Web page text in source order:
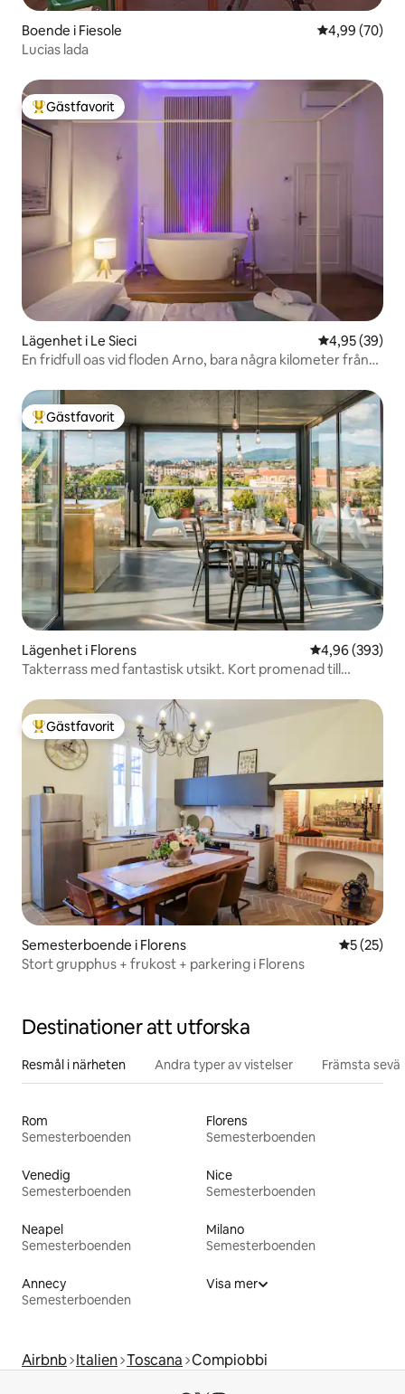
Boende i Fiesole 4,99 av 5 i
4,99 (70)
Lucias lada
Populär gästfavorit
Gästfavorit
Lägenhet i Le Sieci 4,95 av 5 i
4,95 (39)
En fridfull oas vid floden Arno, bara några kilometer från
Populär gästfavorit
Gästfavorit
Lägenhet i Florens 4,96 av 5 i
4,96 (393)
Takterrass med fantastisk utsikt. Kort promenad till
Populär gästfavorit
Gästfavorit
Semesterboende i Florens 5 av 5 i
5 (25)
Stort grupphus + frukost + parkering i Florens
Destinationer att utforska
Resmål i närheten Andra typer av vistelser Främsta
Rom
Semesterboenden
Florens
Semesterboenden
Venedig
Semesterboenden
Nice
Semesterboenden
Neapel
Semesterboenden
Milano
Semesterboenden
Annecy
Semesterboenden
Visa mer
Airbnb Italien Toscana Compiobbi